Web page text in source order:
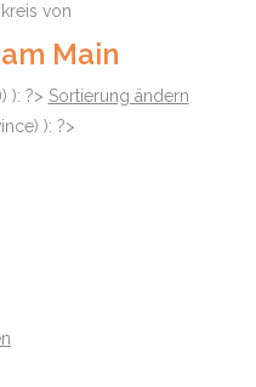
von
Main
): ?> Sortierung ändern
): ?>